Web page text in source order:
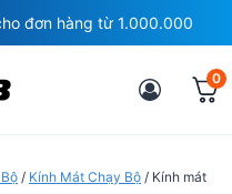
đơn hàng từ 1.000.000
0
/ Kính Mát Chạy Bộ / Kính mát